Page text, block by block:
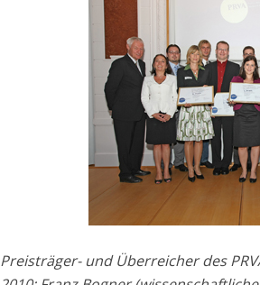
Preisträger- und Überreicher des